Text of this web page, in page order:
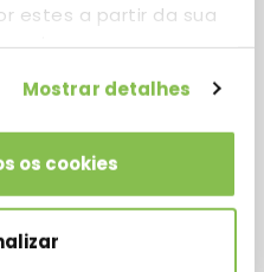
estes a partir da sua
Mostrar detalhes
os cookies